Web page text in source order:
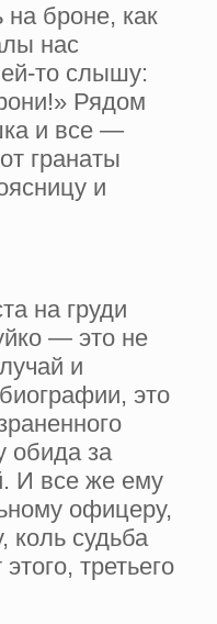
броне, как
нас
то слышу:
Ря­дом
и все —
гранаты
и
на груди
— это не
и
это
обида за
И все же ему
офицеру,
коль судьба
третьего